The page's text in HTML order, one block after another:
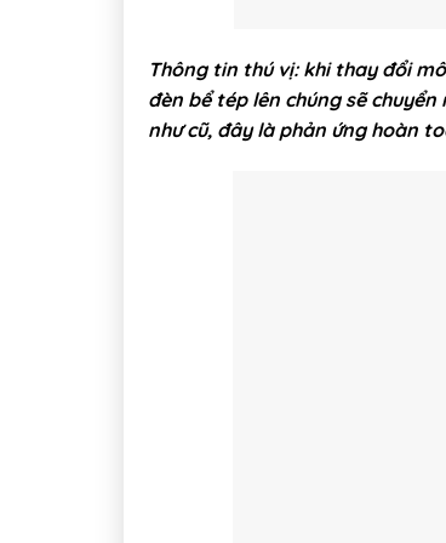
Thông tin thú vị: khi thay đổi
đèn bể tép lên chúng sẽ
như cũ, đây là phản ứng hoàn